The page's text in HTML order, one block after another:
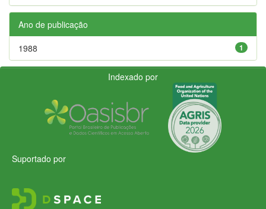
Ano de publicação
1
1988
Indexado por
Suportado por